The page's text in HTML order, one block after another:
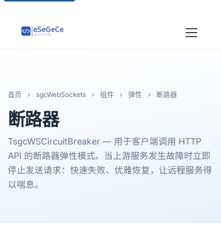
首页 › sgcWebSockets › 组件 › 弹性 › 断路器
断路器
TsgcWSCircuitBreaker — 用于客户端调用 HTTP
API 的断路器弹性模式。当上游服务发生故障时立即
停止发送请求：快速失败、优雅恢复，让远程服务得
以喘息。